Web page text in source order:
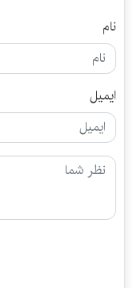
نام
ایمیل